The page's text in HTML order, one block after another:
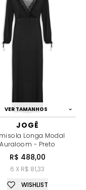
VER TAMANHOS
JOGÊ
Longa Modal
Auraloom - Preto
R$ 488,00
6 X R$ 81,33
WISHLIST